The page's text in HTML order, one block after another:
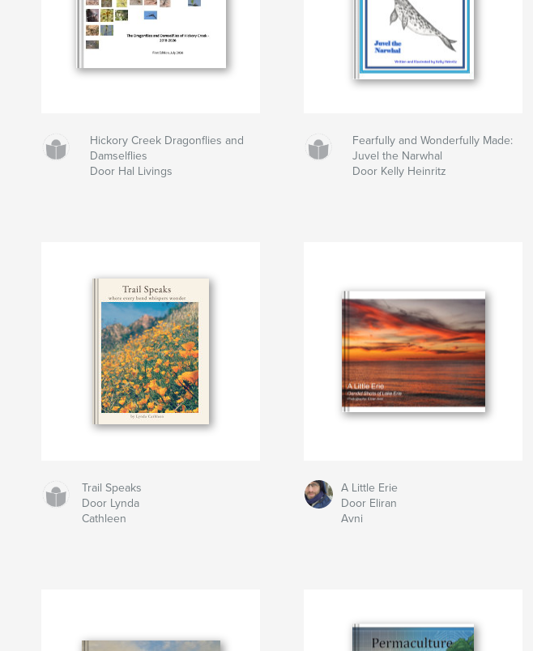
Hickory Creek Dragonflies and
Damselflies
Door Hal Livings
Fearfully and Wonderfully Made:
Juvel the Narwhal
Door Kelly Heinritz
Trail Speaks
Door Lynda
Cathleen
A Little Erie
Door Eliran
Avni